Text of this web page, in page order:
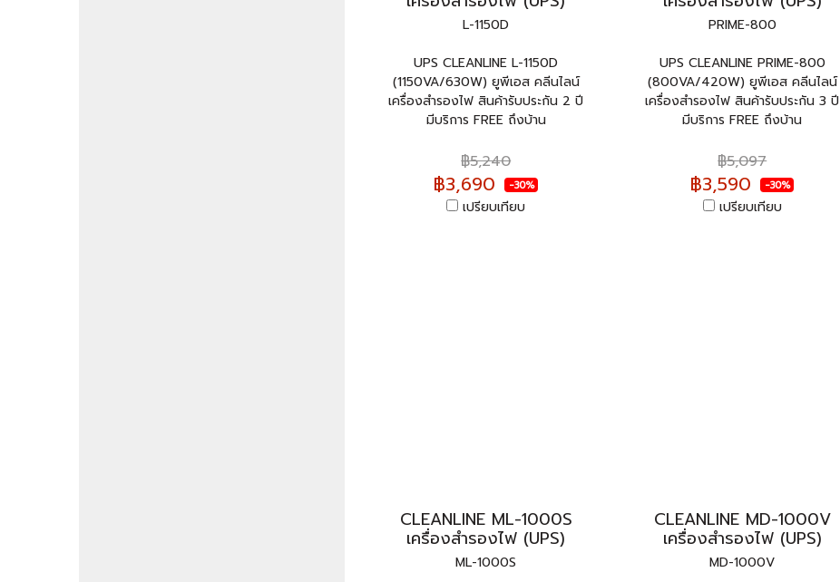
L-1150D
UPS CLEANLINE L-1150D
(1150VA/630W) ยูพีเอส คลีนไลน์
เครื่องสำรองไฟ สินค้ารับประกัน 2 ปี
มีบริการ FREE ถึงบ้าน
฿5,240
฿3,690 -30%
เปรียบเทียบ
PRIME-800
UPS CLEANLINE PRIME-800
(800VA/420W) ยูพีเอส คลีนไลน์
เครื่องสำรองไฟ สินค้ารับประกัน 3 ปี
มีบริการ FREE ถึงบ้าน
฿5,097
฿3,590 -30%
เปรียบเทียบ
CLEANLINE ML-1000S
เครื่องสำรองไฟ (UPS)
ML-1000S
CLEANLINE MD-1000V
เครื่องสำรองไฟ (UPS)
MD-1000V